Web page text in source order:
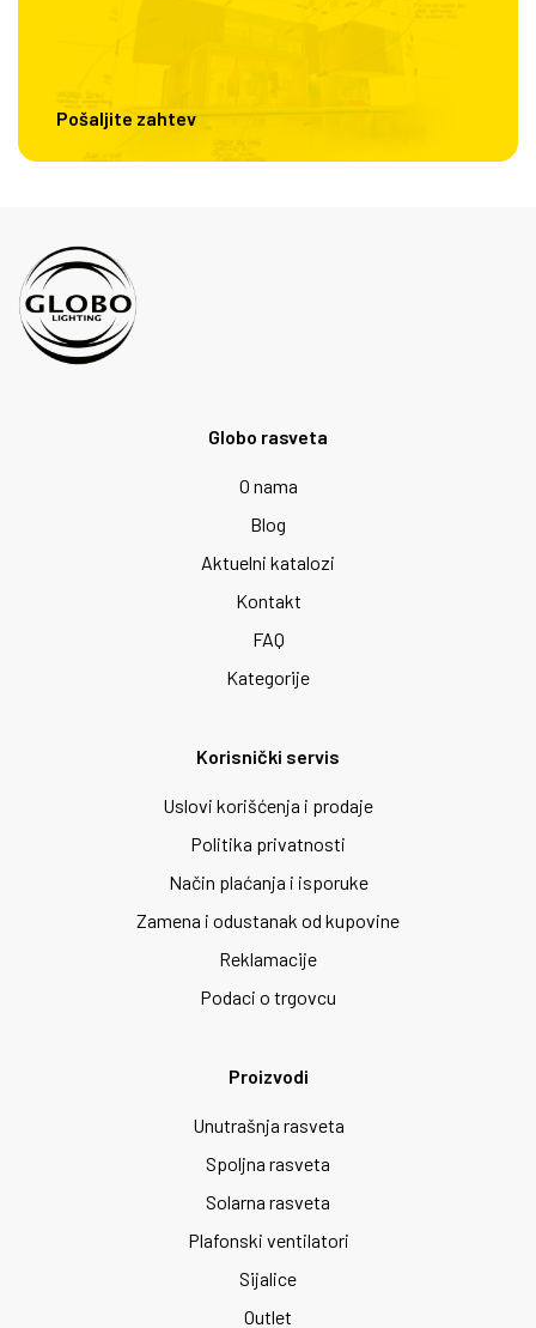
Pošaljite zahtev
Globo rasveta
O nama
Blog
Aktuelni katalozi
Kontakt
FAQ
Kategorije
Korisnički servis
Uslovi korišćenja i prodaje
Politika privatnosti
Način plaćanja i isporuke
Zamena i odustanak od kupovine
Reklamacije
Podaci o trgovcu
Proizvodi
Unutrašnja rasveta
Spoljna rasveta
Solarna rasveta
Plafonski ventilatori
Sijalice
Outlet